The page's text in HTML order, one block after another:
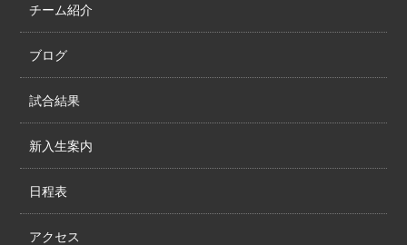
チーム紹介
ブログ
試合結果
新入生案内
日程表
アクセス